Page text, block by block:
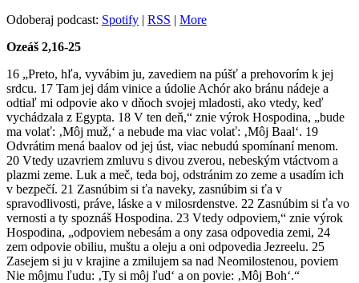
Odoberaj podcast: Spotify | RSS | More
Ozeáš 2,16-25
16 „Preto, hľa, vyvábim ju, zavediem na púšť a prehovorím k jej
srdcu. 17 Tam jej dám vinice a údolie Achór ako bránu nádeje a
odtiaľ mi odpovie ako v dňoch svojej mladosti, ako vtedy, keď
vychádzala z Egypta. 18 V ten deň,“ znie výrok Hospodina, „bude
ma volať: ‚Môj muž,‘ a nebude ma viac volať: ‚Môj Baal‘. 19
Odvrátim mená baalov od jej úst, viac nebudú spomínaní menom.
20 Vtedy uzavriem zmluvu s divou zverou, nebeským vtáctvom a
plazmi zeme. Luk a meč, teda boj, odstránim zo zeme a usadím ich
v bezpečí. 21 Zasnúbim si ťa naveky, zasnúbim si ťa v
spravodlivosti, práve, láske a v milosrdenstve. 22 Zasnúbim si ťa vo
vernosti a ty spoznáš Hospodina. 23 Vtedy odpoviem,“ znie výrok
Hospodina, „odpoviem nebesám a ony zasa odpovedia zemi, 24
zem odpovie obiliu, muštu a oleju a oni odpovedia Jezreelu. 25
Zasejem si ju v krajine a zmilujem sa nad Neomilostenou, poviem
Nie môjmu ľudu: ‚Ty si môj ľud‘ a on povie: ‚Môj Boh‘.“